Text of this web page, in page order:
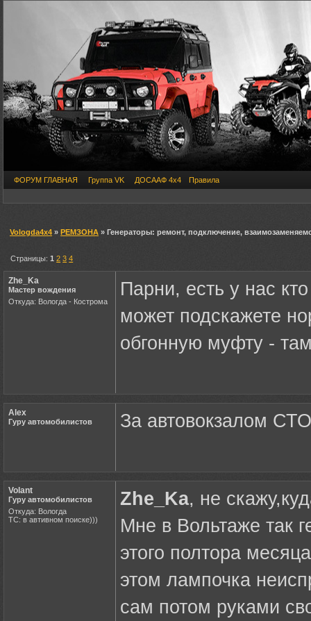
ФОРУМ ГЛАВНАЯ Группа VK ДОСААФ 4х4 Правила
Vologda4x4 » РЕМЗОНА » Генераторы: ремонт, подключение,
Страницы:1 2 3 4
Zhe_Ka
Мастер вождения
Откуда: Вологда - Кострома
Парни, есть у нас
может подскажете
обгонную муфту -
Alex
Гуру автомобилистов За автовокзалом
Volant
Гуру автомобилистов
Откуда: Вологда
ТС: в автивном поиске)))
Zhe_Ka, не
Мне в Вольтаже так
этого полтора
этом лампочка
сам потом руками